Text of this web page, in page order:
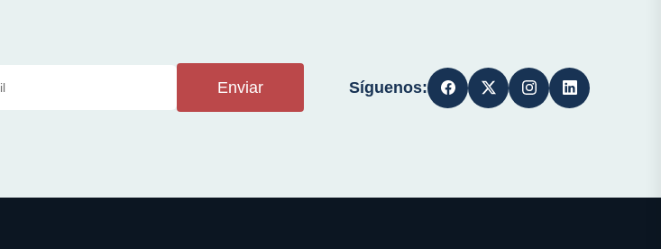
Enviar Síguenos: